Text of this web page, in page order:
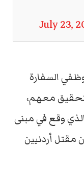
July 23,
السفارة
معهم،
وقع في مبنى
مقتل أردنيين